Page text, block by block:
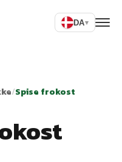
DA▾
/Spise frokost